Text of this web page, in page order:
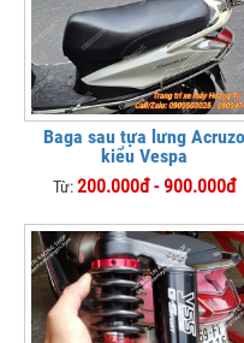
Baga sau tựa lưng Acruzo
kiểu Vespa
Từ:200.000đ - 900.000đ